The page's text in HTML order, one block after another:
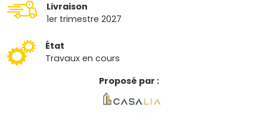
Livraison
1er trimestre 2027
État
Travaux en cours
Proposé par :